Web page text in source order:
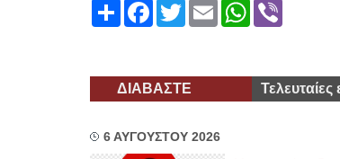
ShareFacebook
TwitterEmailWhatsApp
Viber
ΔΙΑΒΑΣΤΕ Τελευταίες
6 ΑΥΓΟΥΣΤΟΥ 2026